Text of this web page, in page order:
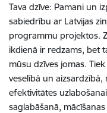
Tava dzīve: Pamani un
sabiedrību ar Latvijas
programmu projektos.
ikdienā ir redzams, bet
mūsu dzīves jomas.
veselībā un
efektivitātes
saglabāšanā,